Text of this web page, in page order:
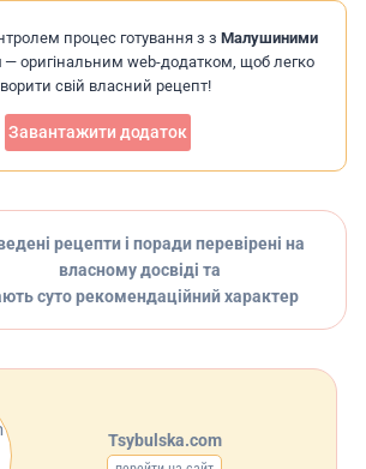
процес готування з з Малушиними
— оригінальним web-додатком, щоб легко
свій власний рецепт!
Завантажити додаток
рецепти і поради перевірені на
власному досвіді та
суто рекомендаційний характер
Tsybulska.com